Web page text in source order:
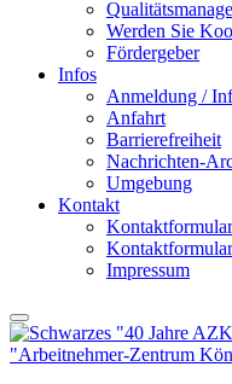
Werden Sie
Fördergeber
Infos
Anmeldung /
Anfahrt
Barrierefreiheit
Nachrichten-
Umgebung
Kontakt
Impressum